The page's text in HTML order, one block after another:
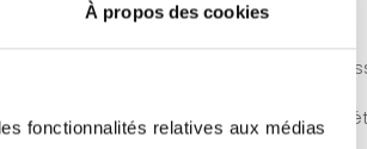
À propos des cookies
fonctionnalités relatives aux médias
Au
Caoutchouc